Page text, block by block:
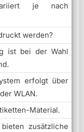
je nach
werden?
ist bei der Wahl
erfolgt über
WLAN.
Material.
zusätzliche